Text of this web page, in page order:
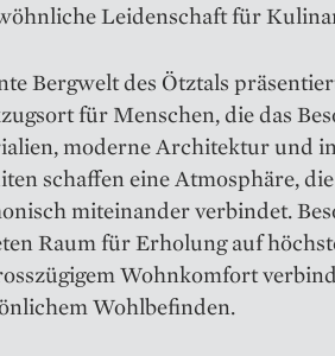
Leidenschaft für
Bergwelt des Ötztals
für Menschen, die das
moderne Architektur und
schaffen eine Atmosphäre,
miteinander verbindet.
Raum für Erholung auf
Wohnkomfort
Wohlbefinden.